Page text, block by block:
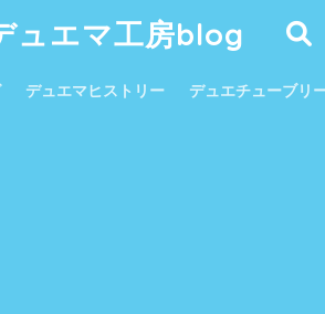
エマ工房blog
デュエマヒストリー デュエチューブリ